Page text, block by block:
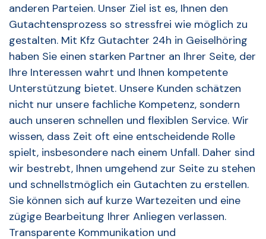
anderen Parteien. Unser Ziel ist es, Ihnen den
Gutachtensprozess so stressfrei wie möglich zu
gestalten. Mit Kfz Gutachter 24h in Geiselhöring
haben Sie einen starken Partner an Ihrer Seite, der
Ihre Interessen wahrt und Ihnen kompetente
Unterstützung bietet. Unsere Kunden schätzen
nicht nur unsere fachliche Kompetenz, sondern
auch unseren schnellen und flexiblen Service. Wir
wissen, dass Zeit oft eine entscheidende Rolle
spielt, insbesondere nach einem Unfall. Daher sind
wir bestrebt, Ihnen umgehend zur Seite zu stehen
und schnellstmöglich ein Gutachten zu erstellen.
Sie können sich auf kurze Wartezeiten und eine
zügige Bearbeitung Ihrer Anliegen verlassen.
Transparente Kommunikation und